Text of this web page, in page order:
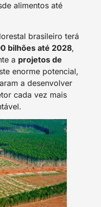
alimentos até
brasileiro terá
bilhões até 2028,
a projetos de
enorme potencial,
a desenvolver
cada vez mais